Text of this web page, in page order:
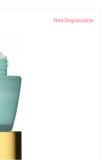
Non Disponibile